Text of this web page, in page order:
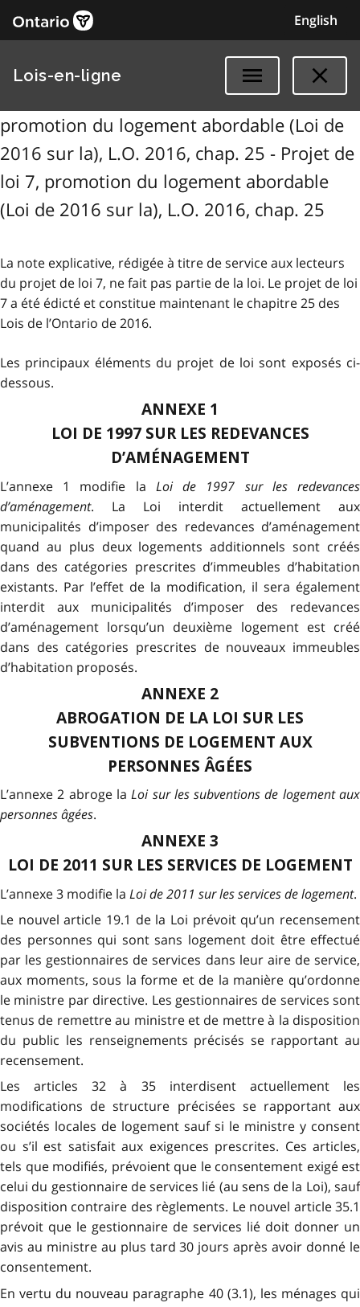
English
Lois-en-ligne
promotion du logement abordable (Loi de
2016 sur la), L.O. 2016, chap. 25 - Projet de
loi 7, promotion du logement abordable
(Loi de 2016 sur la), L.O. 2016, chap. 25
La note explicative, rédigée à titre de service aux lecteurs
du projet de loi 7, ne fait pas partie de la loi. Le projet de loi
7 a été édicté et constitue maintenant le chapitre 25 des
Lois de l’Ontario de 2016.
Les principaux éléments du projet de loi sont exposés ci-
dessous.
ANNEXE 1
LOI DE 1997 SUR LES REDEVANCES
D’AMÉNAGEMENT
L’annexe 1 modifie la Loi de 1997 sur les redevances
d’aménagement. La Loi interdit actuellement aux
municipalités d’imposer des redevances d’aménagement
quand au plus deux logements additionnels sont créés
dans des catégories prescrites d’immeubles d’habitation
existants. Par l’effet de la modification, il sera également
interdit aux municipalités d’imposer des redevances
d’aménagement lorsqu’un deuxième logement est créé
dans des catégories prescrites de nouveaux immeubles
d’habitation proposés.
ANNEXE 2
ABROGATION DE LA LOI SUR LES
SUBVENTIONS DE LOGEMENT AUX
PERSONNES ÂGÉES
L’annexe 2 abroge laLoi sur les subventions de logement aux
personnes âgées.
ANNEXE 3
LOI DE 2011 SUR LES SERVICES DE LOGEMENT
L’annexe 3 modifie la Loi de 2011 sur les services de logement.
Le nouvel article 19.1 de la Loi prévoit qu’un recensement
des personnes qui sont sans logement doit être effectué
par les gestionnaires de services dans leur aire de service,
aux moments, sous la forme et de la manière qu’ordonne
le ministre par directive. Les gestionnaires de services sont
tenus de remettre au ministre et de mettre à la disposition
du public les renseignements précisés se rapportant au
recensement.
Les articles 32 à 35 interdisent actuellement les
modifications de structure précisées se rapportant aux
sociétés locales de logement sauf si le ministre y consent
ou s’il est satisfait aux exigences prescrites. Ces articles,
tels que modifiés, prévoient que le consentement exigé est
celui du gestionnaire de services lié (au sens de la Loi), sauf
disposition contraire des règlements. Le nouvel article 35.1
prévoit que le gestionnaire de services lié doit donner un
avis au ministre au plus tard 30 jours après avoir donné le
consentement.
En vertu du nouveau paragraphe 40 (3.1), les ménages qui